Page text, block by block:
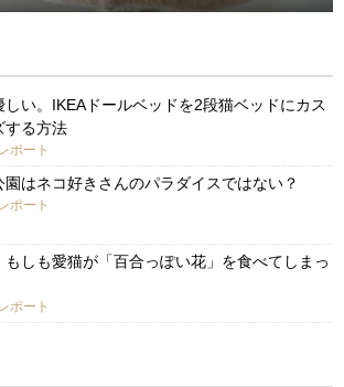
しい。IKEAドールベッドを2段猫ベッドにカス
する方法
ポート
園はネコ好きさんのパラダイスではない？
ポート
もしも愛猫が「百合っぽい花」を食べてしまっ
ポート